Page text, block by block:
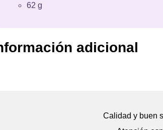
62 g
adicional
Calidad y buen